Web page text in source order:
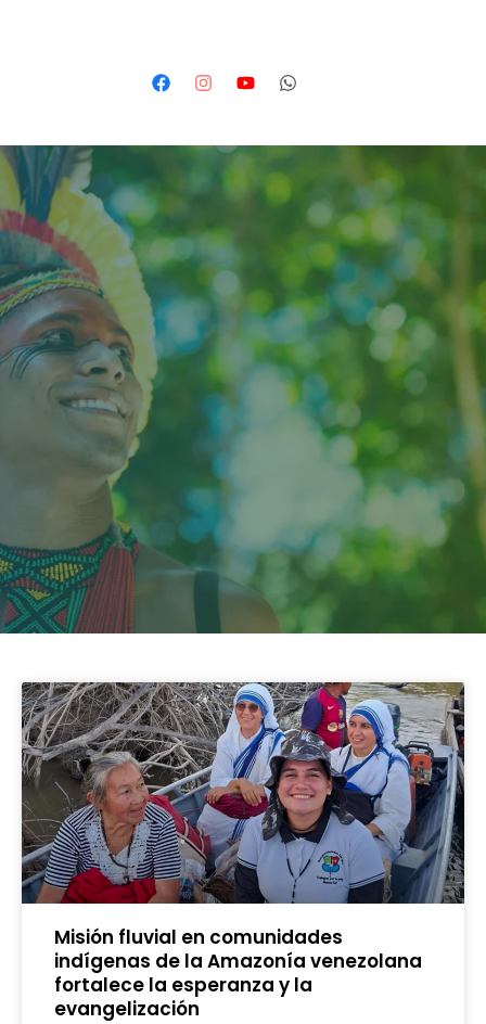
Misión fluvial en comunidades
indígenas de la Amazonía venezolana
fortalece la esperanza y la
evangelización